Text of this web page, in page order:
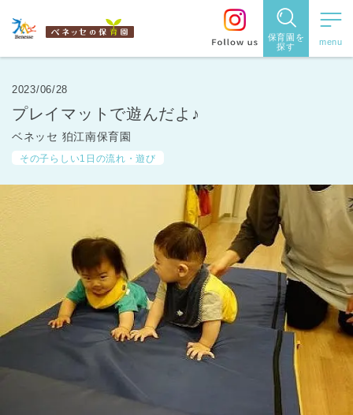
保育園を
探す
保育園を探す
住所・駅
名
都道府県
から探す
東京都 全域
2023/06/28
プレイマットで遊んだよ♪
ベネッセ 狛江南保育園
その子らしい1日の流れ・遊び